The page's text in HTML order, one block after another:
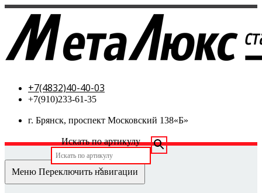
+7(4832)40-40-03
+7(910)233-61-35
г. Брянск, проспект Московский 138«Б»
Искать по артикулу
×
Меню Переключить навигации